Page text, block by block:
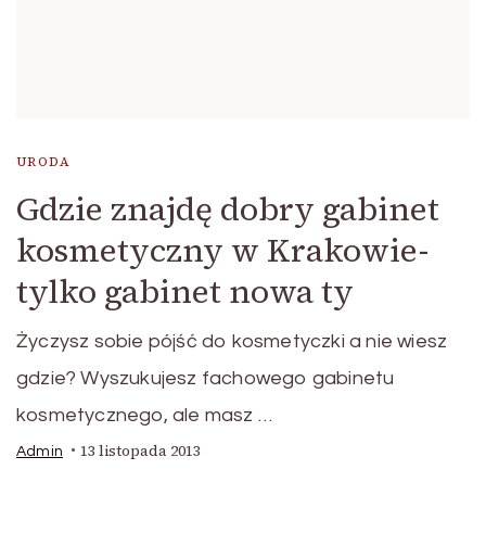
URODA
Gdzie znajdę dobry gabinet
kosmetyczny w Krakowie-
tylko gabinet nowa ty
Życzysz sobie pójść do kosmetyczki a nie wiesz
gdzie? Wyszukujesz fachowego gabinetu
kosmetycznego, ale masz …
Admin 13 listopada 2013